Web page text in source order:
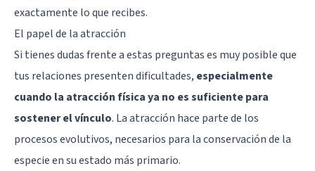
exactamente lo que recibes.
El papel de la atracción
Si tienes dudas frente a estas preguntas es muy posible que
tus relaciones presenten dificultades, especialmente
cuando la atracción física ya no es suficiente para
sostener el vínculo. La atracción hace parte de los
procesos evolutivos, necesarios para la conservación de la
especie en su estado más primario.